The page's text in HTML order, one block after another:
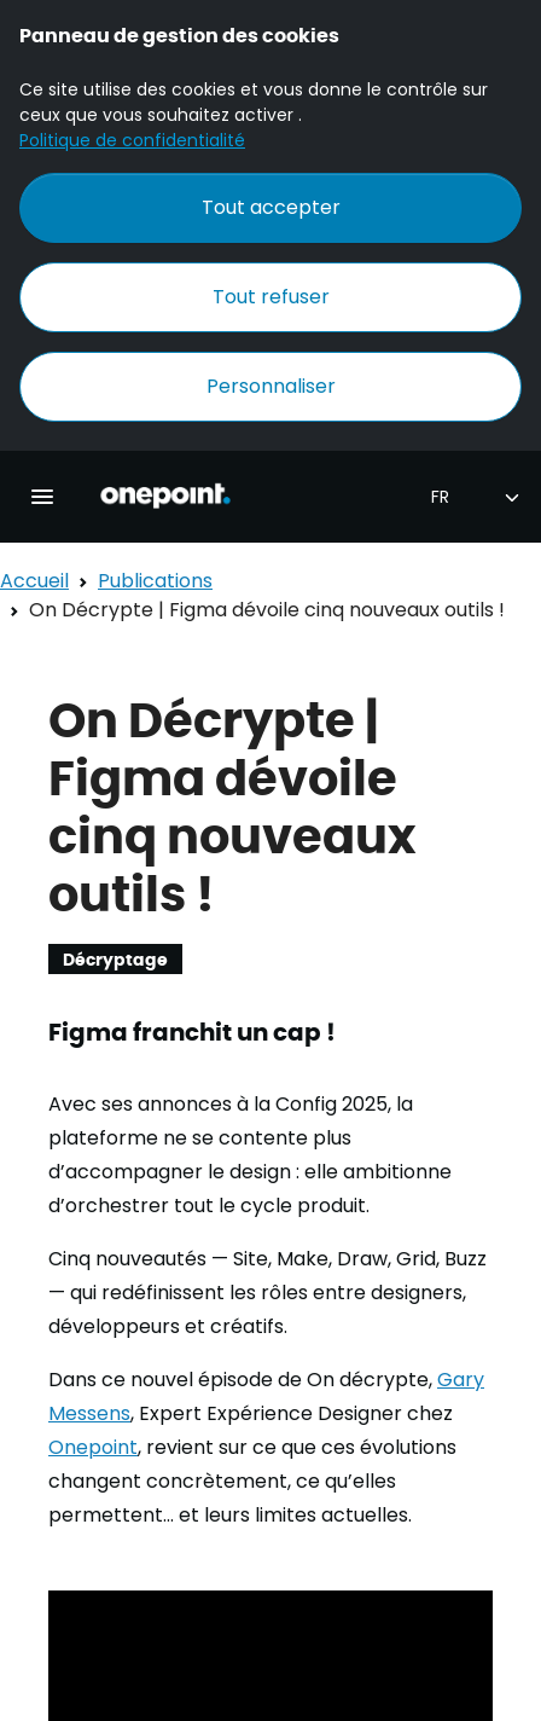
Panneau de gestion des cookies
Ce site utilise des cookies et vous donne le contrôle sur
ceux que vous souhaitez activer .
Politique de confidentialité
Tout accepter
Tout refuser
Personnaliser
Accueil Onepoint
Accueil
Publications
On Décrypte | Figma dévoile cinq nouveaux outils !
On Décrypte |
Figma dévoile
cinq nouveaux
outils !
Décryptage
Figma franchit un cap !
Avec ses annonces à la Config 2025, la
plateforme ne se contente plus
d’accompagner le design : elle ambitionne
d’orchestrer tout le cycle produit.
Cinq nouveautés — Site, Make, Draw, Grid, Buzz
— qui redéfinissent les rôles entre designers,
développeurs et créatifs.
Dans ce nouvel épisode de On décrypte,Gary
Messens, Expert Expérience Designer chez
Onepoint, revient sur ce que ces évolutions
changent concrètement, ce qu’elles
permettent… et leurs limites actuelles.